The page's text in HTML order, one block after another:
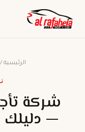
الرئيسية /
شركة
— دليلك